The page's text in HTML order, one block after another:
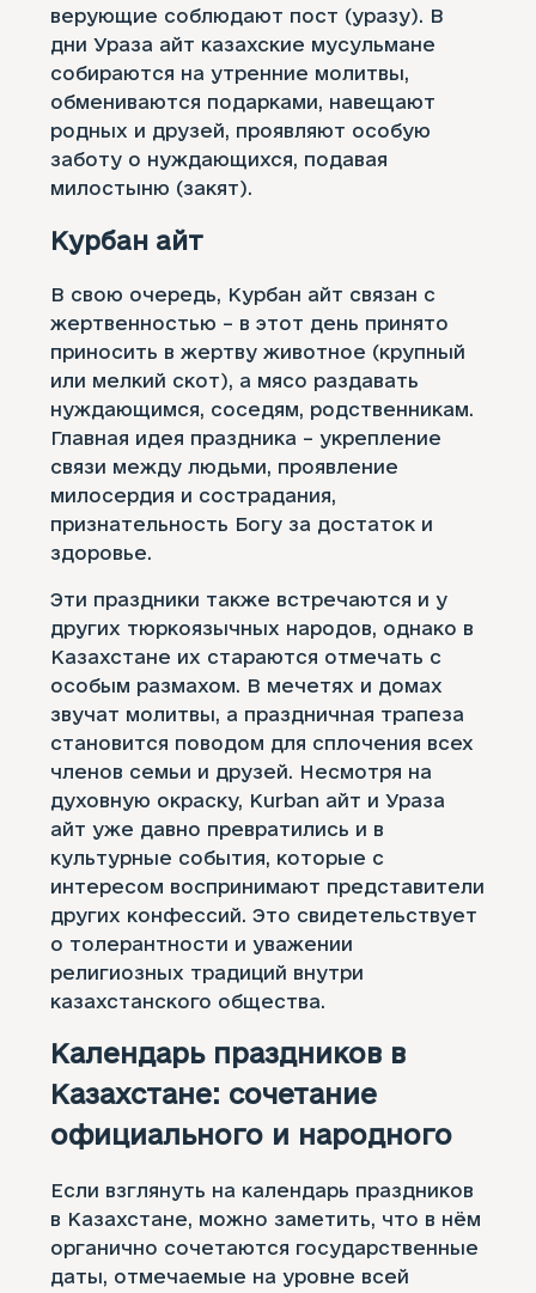
верующие соблюдают пост (уразу). В
дни Ураза айт казахские мусульмане
собираются на утренние молитвы,
обмениваются подарками, навещают
родных и друзей, проявляют особую
заботу о нуждающихся, подавая
милостыню (закят).
Курбан айт
В свою очередь, Курбан айт связан с
жертвенностью – в этот день принято
приносить в жертву животное (крупный
или мелкий скот), а мясо раздавать
нуждающимся, соседям, родственникам.
Главная идея праздника – укрепление
связи между людьми, проявление
милосердия и сострадания,
признательность Богу за достаток и
здоровье.
Эти праздники также встречаются и у
других тюркоязычных народов, однако в
Казахстане их стараются отмечать с
особым размахом. В мечетях и домах
звучат молитвы, а праздничная трапеза
становится поводом для сплочения всех
членов семьи и друзей. Несмотря на
духовную окраску, Kurban айт и Ураза
айт уже давно превратились и в
культурные события, которые с
интересом воспринимают представители
других конфессий. Это свидетельствует
о толерантности и уважении
религиозных традиций внутри
казахстанского общества.
Календарь праздников в
Казахстане: сочетание
официального и народного
Если взглянуть на календарь праздников
в Казахстане, можно заметить, что в нём
органично сочетаются государственные
даты, отмечаемые на уровне всей